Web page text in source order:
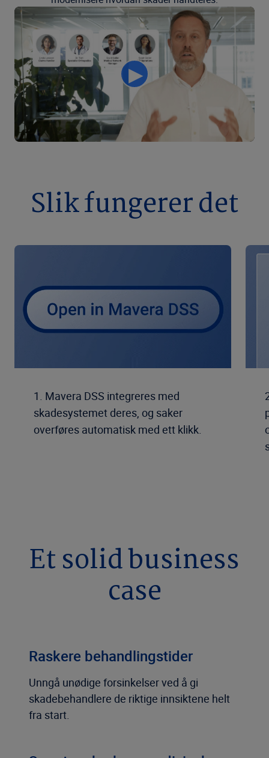
Slik fungerer det
1. Mavera DSS integreres med
skadesystemet deres, og saker
overføres automatisk med ett klikk.
Et solid business
case
Raskere behandlingstider
Unngå unødige forsinkelser ved å gi
skadebehandlere de riktige innsiktene helt
fra start.